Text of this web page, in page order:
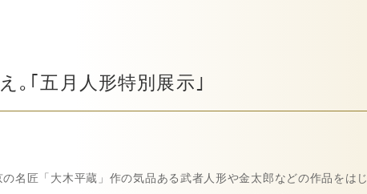
｡｢五月人形特別展示｣
名匠「大木平蔵」作の気品ある武者人形や金太郎などの作品をはじ